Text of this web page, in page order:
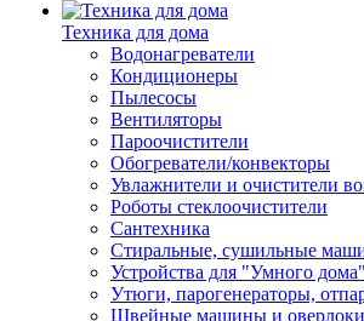
Техника для дома
Водонагреватели
Кондиционеры
Пылесосы
Вентиляторы
Пароочистители
Обогреватели/конвекторы
Увлажнители и очистители
Роботы стеклоочистители
Сантехника
Стиральные, сушильные
Устройства для "Умного дома"
Утюги, парогенераторы,
Швейные машины и оверлоки